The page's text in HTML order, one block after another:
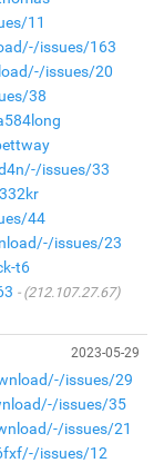
11
issues/163
issues/20
38
issues/33
44
issues/23
t6
(212.107.27.67)
2023-05-29
issues/29
issues/35
issues/21
issues/12